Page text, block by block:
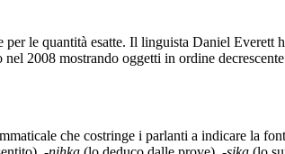
le quantità esatte. Il linguista Daniel Everett
2008 mostrando oggetti in ordine
che costringe i parlanti a indicare la